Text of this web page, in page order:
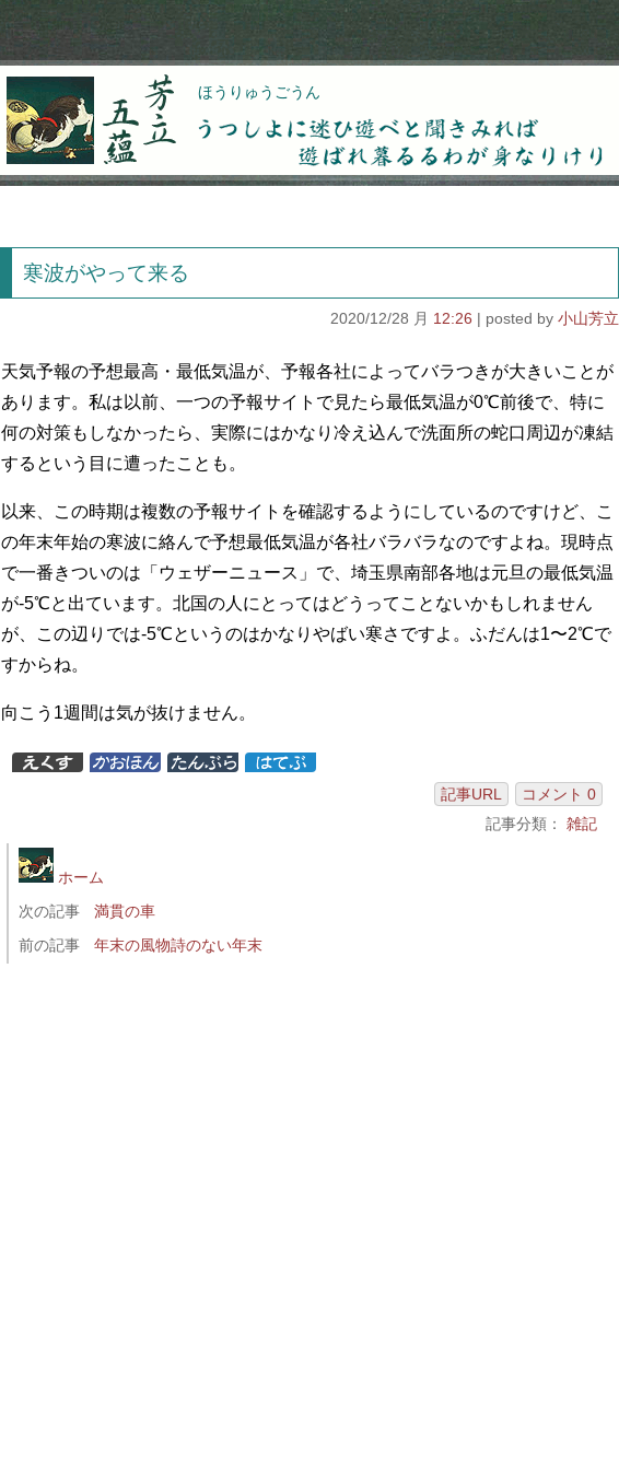
芳立五蘊 ほうりゅうごうん
うつしよに迷ひ遊べと聞きみれば遊ばれ暮るるわが
寒波がやって来る
2020/12/28 月 12:26 小山芳立
天気予報の予想最高・最低気温が、予報各社によってバラつきが大きいことが
あります。私は以前、一つの予報サイトで見たら最低気温が0℃前後で、特に
何の対策もしなかったら、実際にはかなり冷え込んで洗面所の蛇口周辺が凍結
するという目に遭ったことも。
以来、この時期は複数の予報サイトを確認するようにしているのですけど、こ
の年末年始の寒波に絡んで予想最低気温が各社バラバラなのですよね。現時点
で一番きついのは「ウェザーニュース」で、埼玉県南部各地は元旦の最低気温
が-5℃と出ています。北国の人にとってはどうってことないかもしれません
が、この辺りでは-5℃というのはかなりやばい寒さですよ。ふだんは1〜2℃で
すからね。
向こう1週間は気が抜けません。
記事URL
コメント 0
記事分類： 雑記
ホーム
次の記事
満貫の車
前の記事
年末の風物詩のない年末